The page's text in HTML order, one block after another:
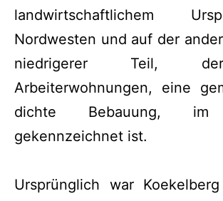
landwirtschaftlichem
Nordwesten und auf der
niedrigerer Teil,
Arbeiterwohnungen, eine
dichte Bebauung, im
gekennzeichnet ist.
Ursprünglich war